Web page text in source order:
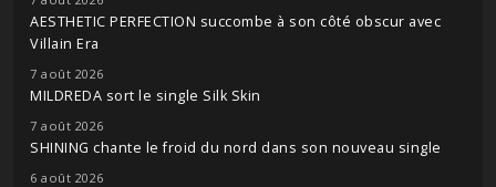
AESTHETIC PERFECTION succombe à son côté obscur avec
Villain Era
7 août 2026
MILDREDA sort le single Silk Skin
7 août 2026
SHINING chante le froid du nord dans son nouveau single
6 août 2026